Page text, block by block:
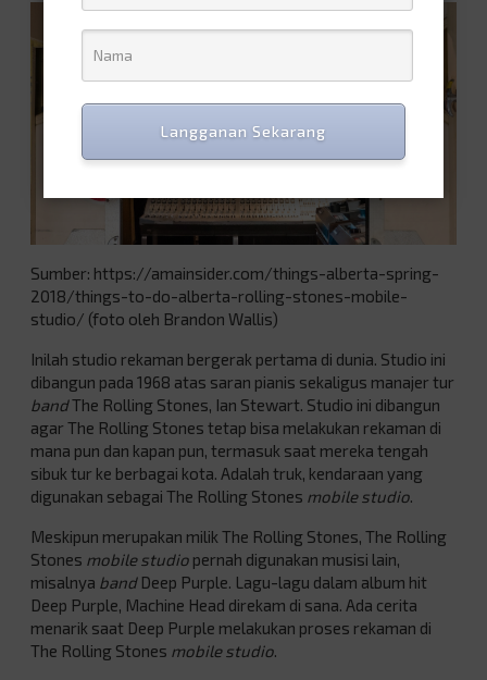
Sumber: https://amainsider.com/things-alberta-spring-
2018/things-to-do-alberta-rolling-stones-mobile-
studio/ (foto oleh Brandon Wallis)
Inilah studio rekaman bergerak pertama di dunia. Studio ini
dibangun pada 1968 atas saran pianis sekaligus manajer tur
bandThe Rolling Stones, Ian Stewart. Studio ini dibangun
agar The Rolling Stones tetap bisa melakukan rekaman di
mana pun dan kapan pun, termasuk saat mereka tengah
sibuk tur ke berbagai kota. Adalah truk, kendaraan yang
digunakan sebagai The Rolling Stones mobile studio.
Meskipun merupakan milik The Rolling Stones, The Rolling
Stones mobile studio pernah digunakan musisi lain,
misalnya bandDeep Purple. Lagu-lagu dalam album hit
Deep Purple, Machine Head direkam di sana. Ada cerita
menarik saat Deep Purple melakukan proses rekaman di
The Rolling Stones mobile studio.
Langganan Sekarang